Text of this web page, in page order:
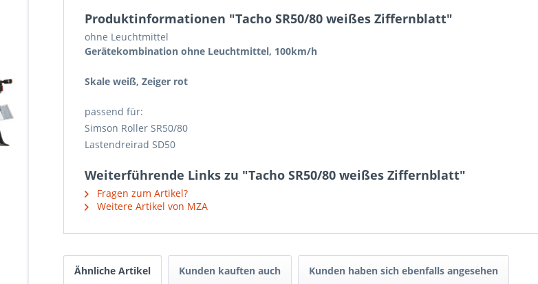
Produktinformationen "Tacho SR50/80 weißes Ziffernblatt"
ohne Leuchtmittel
Gerätekombination ohne Leuchtmittel, 100km/h
Skale weiß, Zeiger rot
passend für:
Simson Roller SR50/80
Lastendreirad SD50
Weiterführende Links zu "Tacho SR50/80 weißes Ziffernblatt"
Fragen zum Artikel?
Weitere Artikel von MZA
Ähnliche Artikel Kunden kauften auch Kunden haben sich ebenfalls angesehen